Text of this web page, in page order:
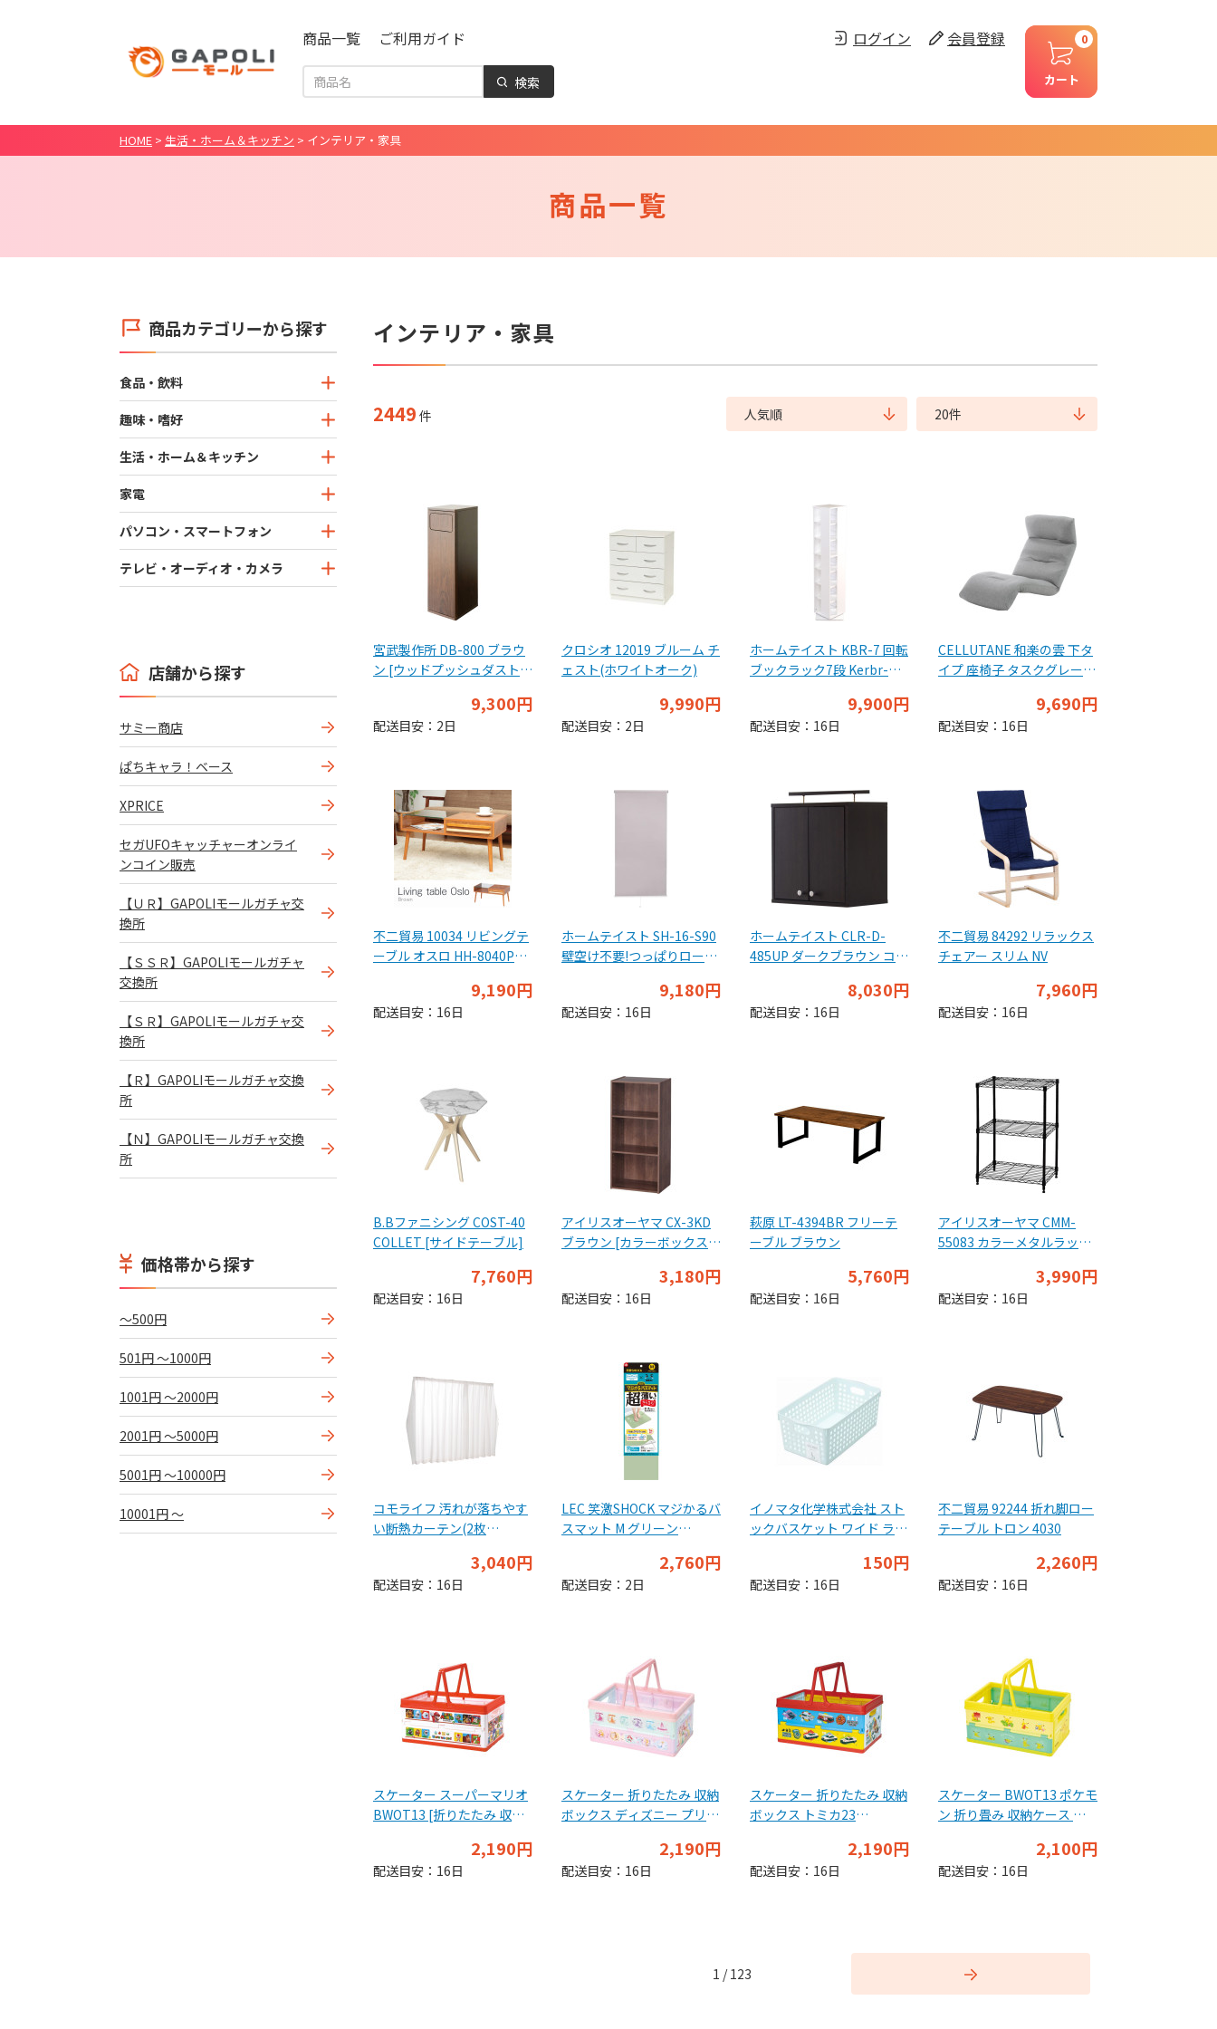
商品一覧 ご利用ガイド
検索
ログイン 会員登録
カート
0
HOME > 生活・ホーム＆キッチン > インテリア・家具
商品一覧
インテリア・家具
2449 件
宮武製作所 DB-800 ブラウ
ン [ウッドプッシュダストボ
9,300円
配送目安：2日
クロシオ 12019 ブルーム チ
ェスト(ホワイトオーク)
9,990円
配送目安：2日
ホームテイスト KBR-7 回転
ブックラック7段 Kerbr-ケ
9,900円
配送目安：16日
CELLUTANE 和楽の雲 下タ
イプ 座椅子 タスクグレー
リクライニング 一人掛け
A193下R-587GRY
9,690円
配送目安：16日
不二貿易 10034 リビングテ
ーブル オスロ HH-8040PG
9,190円
配送目安：16日
ホームテイスト SH-16-S90
壁空け不要!つっぱりロール
イプ) BR ブラウン9,180円
配送目安：16日
ホームテイスト CLR-D-
485UP ダークブラウン コレ
ーク】深型ハイタイプ(専用
上置き)
8,030円
配送目安：16日
不二貿易 84292 リラックス
チェアー スリム NV
7,960円
配送目安：16日
B.Bファニシング COST-40
COLLET [サイドテーブル]
7,760円
配送目安：16日
アイリスオーヤマ CX-3KD
ブラウン [カラーボックス
3,180円
配送目安：16日
萩原 LT-4394BR フリーテ
ーブル ブラウン
5,760円
配送目安：16日
アイリスオーヤマ CMM-
55083 カラーメタルラック
3,990円
配送目安：16日
コモライフ 汚れが落ちやす
い断熱カーテン(2枚
3,040円
配送目安：16日
LEC 笑激SHOCK マジかるバ
スマット M グリーン
2,760円
配送目安：2日
イノマタ化学株式会社 スト
ックバスケット ワイド ライ
150円
配送目安：16日
不二貿易 92244 折れ脚ロー
テーブル トロン 4030
2,260円
配送目安：16日
スケーター スーパーマリオ
BWOT13 [折りたたみ 収納
2,190円
配送目安：16日
スケーター 折りたたみ 収納
ボックス ディズニー プリン
2,190円
配送目安：16日
スケーター 折りたたみ 収納
ボックス トミカ23
2,190円
配送目安：16日
スケーター BWOT13 ポケモ
ン 折り畳み 収納ケース ハ
2,100円
配送目安：16日
1 / 123
商品カテゴリーから探す
食品・飲料
趣味・嗜好
生活・ホーム＆キッチン
家電
パソコン・スマートフォン
テレビ・オーディオ・カメラ
店舗から探す
サミー商店
ぱちキャラ！ベース
XPRICE
セガUFOキャッチャーオンライ
ンコイン販売
【ＵＲ】GAPOLIモールガチャ交
換所
【ＳＳＲ】GAPOLIモールガチャ
交換所
【ＳＲ】GAPOLIモールガチャ交
換所
【Ｒ】GAPOLIモールガチャ交換
所
【Ｎ】GAPOLIモールガチャ交換
所
価格帯から探す
～500円
501円 ～1000円
1001円 ～2000円
2001円 ～5000円
5001円 ～10000円
10001円 ～